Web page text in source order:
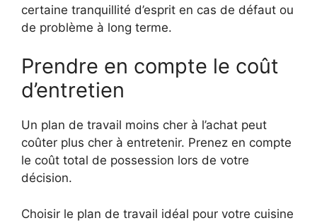
certaine tranquillité d’esprit en cas de défaut ou
de problème à long terme.
Prendre en compte le coût
d’entretien
Un plan de travail moins cher à l’achat peut
coûter plus cher à entretenir. Prenez en compte
le coût total de possession lors de votre
décision.
Choisir le plan de travail idéal pour votre cuisine